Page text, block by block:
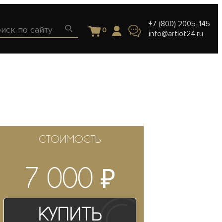
0
+7 (800) 2005-145
info@artlot24.ru
СТОИМОСТЬ
7 000 ₽
Купить